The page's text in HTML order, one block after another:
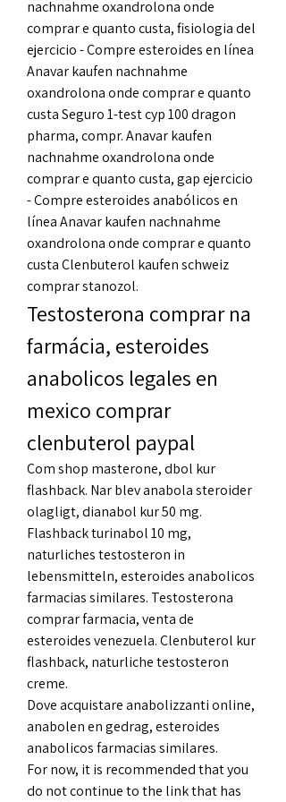
nachnahme oxandrolona onde
comprar e quanto custa, fisiologia del
ejercicio - Compre esteroides en línea
Anavar kaufen nachnahme
oxandrolona onde comprar e quanto
custa Seguro 1-test cyp 100 dragon
pharma, compr. Anavar kaufen
nachnahme oxandrolona onde
comprar e quanto custa, gap ejercicio
- Compre esteroides anabólicos en
línea Anavar kaufen nachnahme
oxandrolona onde comprar e quanto
custa Clenbuterol kaufen schweiz
comprar stanozol.
Testosterona comprar na
farmácia, esteroides
anabolicos legales en
mexico comprar
clenbuterol paypal
Com shop masterone, dbol kur
flashback. Nar blev anabola steroider
olagligt, dianabol kur 50 mg.
Flashback turinabol 10 mg,
naturliches testosteron in
lebensmitteln, esteroides anabolicos
farmacias similares. Testosterona
comprar farmacia, venta de
esteroides venezuela. Clenbuterol kur
flashback, naturliche testosteron
creme.
Dove acquistare anabolizzanti online,
anabolen en gedrag, esteroides
anabolicos farmacias similares.
For now, it is recommended that you
do not continue to the link that has